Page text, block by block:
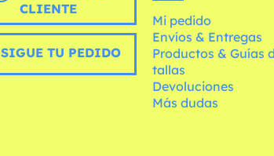
CLIENTE
SIGUE TU PEDIDO
Mi pedido
Envíos & Entregas
Productos & Guías
tallas
Devoluciones
Más dudas